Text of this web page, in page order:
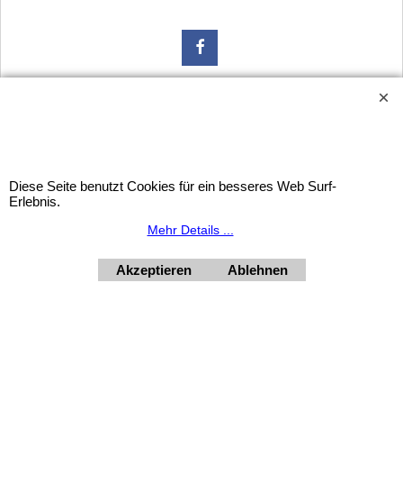
geschlossen.
Diese Seite benutzt Cookies für ein besseres Web Surf-
Erlebnis.
Mehr Details ...
Akzeptieren Ablehnen